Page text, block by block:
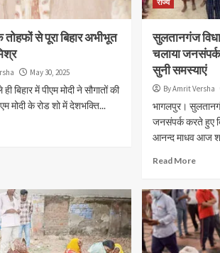
तोहफों से पूरा बिहार अभीभूत
May 30, 2025
बिहार में पीएम मोदी ने सौगातों की
मोदी के रोड शो में देशभक्ति...
राज्य
सुलतानगंज
चलाया
सुनी समस्याएं
By Amrit Versha
भागलपुर।
जनसंपर्क करते हुए
आनन्द माधव आज
Read More
current issue Patna बिहार
एआई समिट में मुख्यमंत्री
संदेश, तकनीक नहीं सीखने
By Amrit Versha August 6,
विधानसभा कर्मचारियों के नियमित
आधुनिक तकनीक में दक्ष होना अब
संचार, सामाजिक माध्यम और कृत्रिम